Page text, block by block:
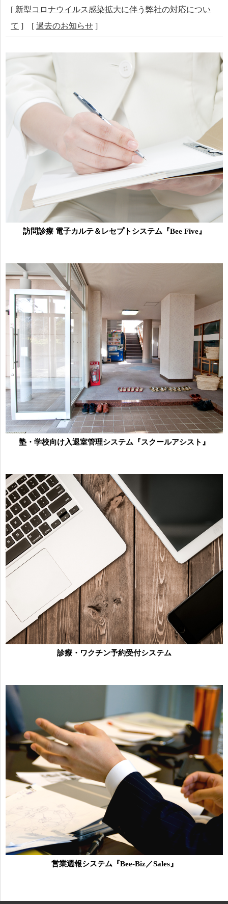
[ 新型コロナウイルス感染拡大に伴う弊社の対応につい
て ] [ 過去のお知らせ ]
訪問診療 電子カルテ＆レセプトシステム『Bee Five』
塾・学校向け入退室管理システム『スクールアシスト』
診療・ワクチン予約受付システム
営業週報システム『Bee-Biz／Sales』